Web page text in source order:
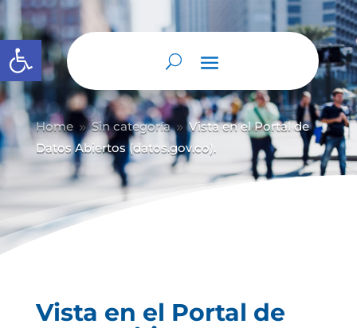
Abrir barra de herramientas
Home 9 Sin categoría 9 Vista en el Portal de
Datos Abiertos (datos.gov.co).
Vista en el Portal de